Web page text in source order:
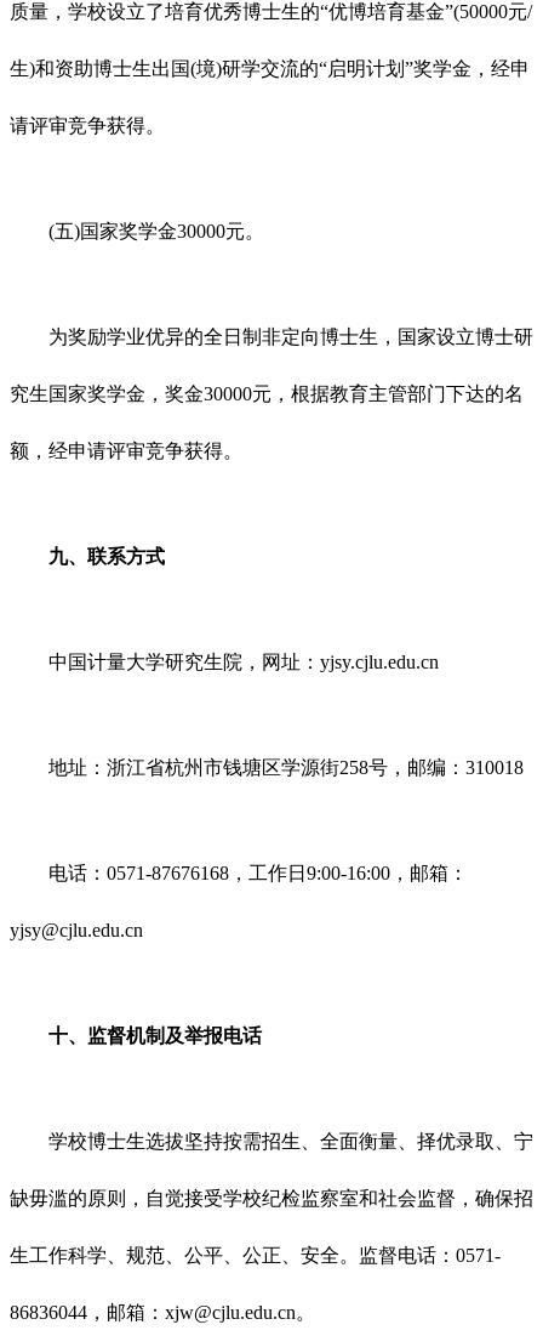
质量，学校设立了培育优秀博士生的“优博培育基金”(50000元/
生)和资助博士生出国(境)研学交流的“启明计划”奖学金，经申
请评审竞争获得。
(五)国家奖学金30000元。
为奖励学业优异的全日制非定向博士生，国家设立博士研
究生国家奖学金，奖金30000元，根据教育主管部门下达的名
额，经申请评审竞争获得。
九、联系方式
中国计量大学研究生院，网址：yjsy.cjlu.edu.cn
地址：浙江省杭州市钱塘区学源街258号，邮编：310018
电话：0571-87676168，工作日9:00-16:00，邮箱：
yjsy@cjlu.edu.cn
十、监督机制及举报电话
学校博士生选拔坚持按需招生、全面衡量、择优录取、宁
缺毋滥的原则，自觉接受学校纪检监察室和社会监督，确保招
生工作科学、规范、公平、公正、安全。监督电话：0571-
86836044，邮箱：xjw@cjlu.edu.cn。